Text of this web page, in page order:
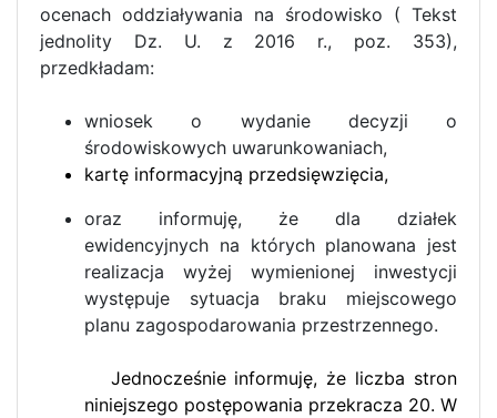
ocenach oddziaływania na środowisko ( Tekst
jednolity Dz. U. z 2016 r., poz. 353),
przedkładam:
wniosek o wydanie decyzji o
środowiskowych uwarunkowaniach,
kartę informacyjną przedsięwzięcia,
oraz informuję, że dla działek
ewidencyjnych na których planowana jest
realizacja wyżej wymienionej inwestycji
występuje sytuacja braku miejscowego
planu zagospodarowania przestrzennego.
Jednocześnie informuję, że liczba stron
niniejszego postępowania przekracza 20. W